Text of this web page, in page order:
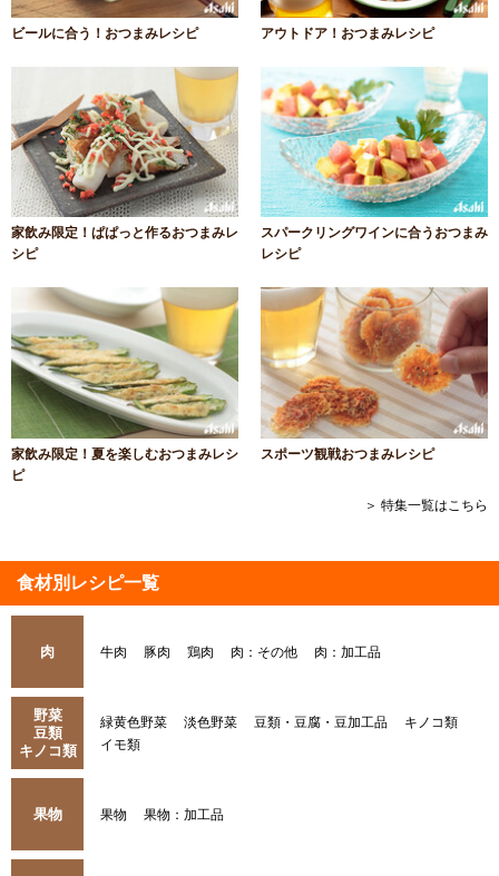
ビールに合う！おつまみレシピ アウトドア！おつまみレシピ
家飲み限定！ぱぱっと作るおつまみレ
シピ
スパークリングワインに合うおつまみ
レシピ
家飲み限定！夏を楽しむおつまみレシ
ピ
スポーツ観戦おつまみレシピ
＞ 特集一覧はこちら
食材別レシピ一覧
肉 牛肉 豚肉 鶏肉 肉：その他 肉：加工品
野菜
豆類
キノコ類
緑黄色野菜 淡色野菜 豆類・豆腐・豆加工品
キノコ類
イモ類
果物 果物 果物：加工品